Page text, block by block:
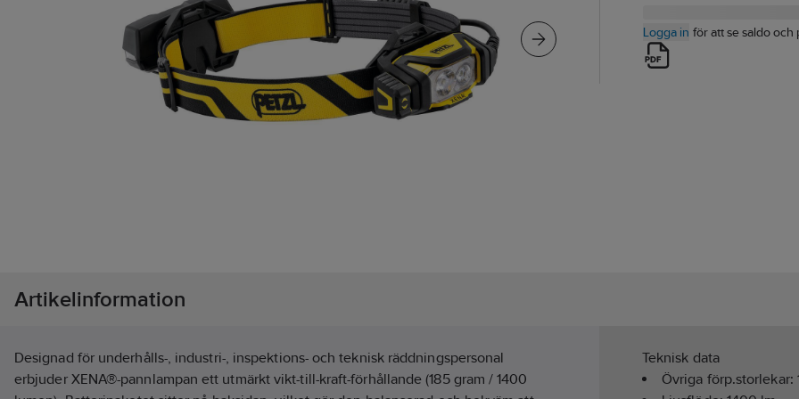
Logga in för att se saldo och
Artikelinformation
Designad för underhålls-, industri-, inspektions- och teknisk räddningspersonal
erbjuder XENA®-pannlampan ett utmärkt vikt-till-kraft-förhållande (185 gram / 1400
Teknisk data
Övriga förp.storlekar: